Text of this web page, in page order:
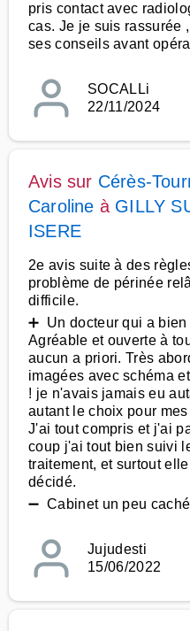
pris contact avec
cas. Je je suis rassurée
ses conseils avant
SOCALLi
22/11/2024
Avis sur Cérès-
Caroline à GILLY
ISERE
2e avis suite à des
problème de périnée
difficile.
➕ Un docteur qui a
Agréable et ouverte à
aucun a priori. Très
imagées avec schéma
! je n'avais jamais eu
autant le choix pour
J'ai tout compris et j'ai
coup j'ai tout bien suivi
traitement, et surtout
décidé.
➖ Cabinet un peu
Jujudesti
15/06/2022